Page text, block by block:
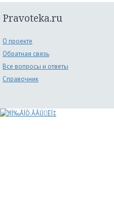
Pravoteka.ru
О проекте
Обратная связь
Все вопросы и ответы
Справочник